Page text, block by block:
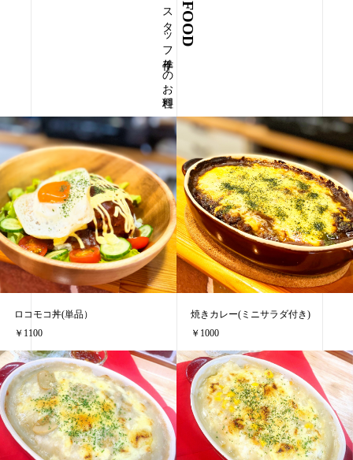
FOOD
スタッフ手作りのお料理
ロコモコ丼(単品）
￥1100
焼きカレー(ミニサラダ付き)
￥1000